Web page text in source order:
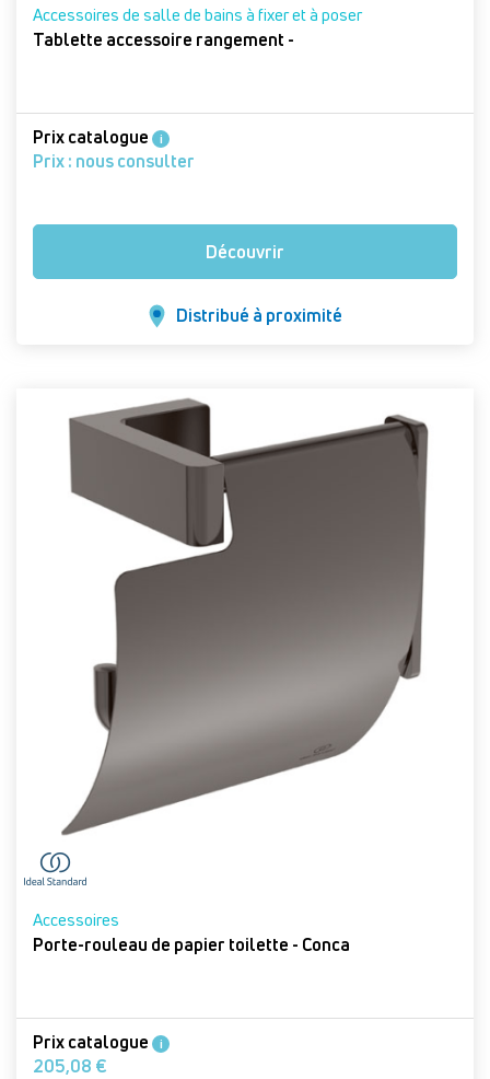
Accessoires de salle de bains à fixer et à poser
Tablette accessoire rangement -
Prix catalogue i
Prix : nous consulter
Découvrir
Distribué à proximité
Accessoires
Porte-rouleau de papier toilette - Conca
Prix catalogue i
205,08 €